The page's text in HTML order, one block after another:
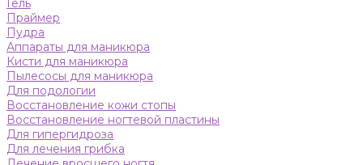
Гель
Праймер
Пудра
Аппараты для маникюра
Кисти для маникюра
Пылесосы для маникюра
Для подологии
Восстановление кожи стопы
Восстановление ногтевой пластины
Для гипергидроза
Для лечения грибка